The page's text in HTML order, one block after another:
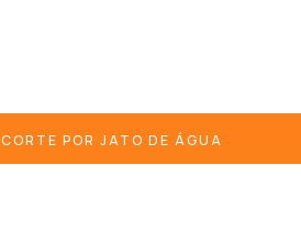
CORTE POR JATO DE ÁGUA